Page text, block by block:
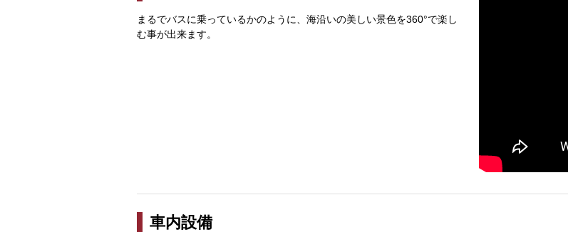
まるでバスに乗っているかのように、海沿いの美しい景色を360°で楽し
む事が出来ます。
車内設備